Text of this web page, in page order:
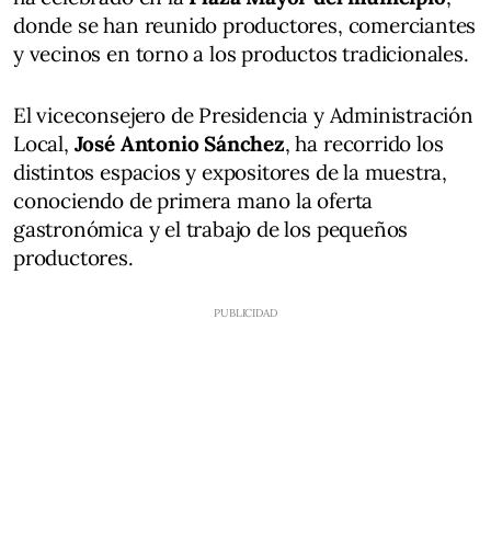
donde se han reunido productores, comerciantes
y vecinos en torno a los productos tradicionales.
El viceconsejero de Presidencia y Administración
Local, José Antonio Sánchez, ha recorrido los
distintos espacios y expositores de la muestra,
conociendo de primera mano la oferta
gastronómica y el trabajo de los pequeños
productores.